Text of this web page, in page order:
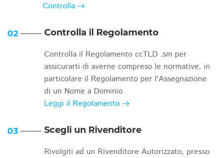
Controlla
02 Controlla il Regolamento
Controlla il Regolamento ccTLD .sm per
assicurarti di averne compreso le normative, in
particolare il Regolamento per l'Assegnazione
di un Nome a Dominio
Leggi il Regolamento
03 Scegli un Rivenditore
Rivolgiti ad un Rivenditore Autorizzato, presso